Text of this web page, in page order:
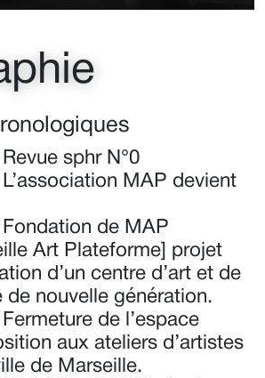
sphr N°0
MAP devient
de MAP
Art Plateforme] projet
d’un centre d’art et de
de nouvelle génération.
de l’espace
aux ateliers d’artistes
de Marseille.